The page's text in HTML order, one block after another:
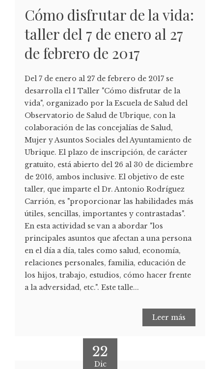
Cómo disfrutar de la vida:
taller del 7 de enero al 27
de febrero de 2017
Del 7 de enero al 27 de febrero de 2017 se
desarrolla el I Taller "Cómo disfrutar de la
vida", organizado por la Escuela de Salud del
Observatorio de Salud de Ubrique, con la
colaboración de las concejalías de Salud,
Mujer y Asuntos Sociales del Ayuntamiento de
Ubrique. El plazo de inscripción, de carácter
gratuito, está abierto del 26 al 30 de diciembre
de 2016, ambos inclusive. El objetivo de este
taller, que imparte el Dr. Antonio Rodríguez
Carrión, es "proporcionar las habilidades más
útiles, sencillas, importantes y contrastadas".
En esta actividad se van a abordar "los
principales asuntos que afectan a una persona
en el día a día, tales como salud, economía,
relaciones personales, familia, educación de
los hijos, trabajo, estudios, cómo hacer frente
a la adversidad, etc.". Este talle...
Leer más
22
Dic